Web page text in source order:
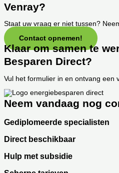
Venray?
Staat uw vraag er niet tussen?
Contact opnemen!
Klaar om samen te
Besparen Direct?
Vul het formulier in en ontvang een
Neem vandaag nog
Gediplomeerde specialisten
Direct beschikbaar
Hulp met subsidie